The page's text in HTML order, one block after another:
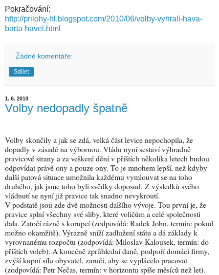
Pokračování:
http://prilohy-hl.blogspot.com/2010/06/volby-vyhrali-hava-
barta-havel.html
Žádné komentáře:
Sdílet
1. 6. 2010
Volby nedopadly špatně
Volby skončily a jak se zdá, velká část levice nepochopila, že
dopadly v zásadě na výbornou. Vládu nyní sestaví výhradně
pravicové strany a za veškeré dění v příštích několika letech budou
odpovídat právě ony a pouze ony. To je mnohem lepší, než kdyby
další patová situace umožnila každému vymlouvat se na toho
druhého, jak jsme toho byli svědky doposud. Z výsledků svého
vládnutí se nyní již pravice tak snadno nevykroutí.
V podstatě jsou zde dvě možnosti dalšího vývoje. Tou první je, že
pravice splní všechny své sliby, které voličům a celé společnosti
dala. Zatočí rázně s korupcí (zodpovídá: Radek John, termín: pokud
možno okamžitě). Výrazně sníží zadlužení státu a dá základy k
vyrovnanému rozpočtu (zodpovídá: Miloslav Kalousek, termín: do
příštích voleb). A konečně zprůhlední daně, podpoří domácí firmy,
zvýší kupní sílu obyvatel, zaručí, aby se vyplácelo pracovat
(zodpovídá: Petr Nečas, termín: v horizontu spíše měsíců než let).